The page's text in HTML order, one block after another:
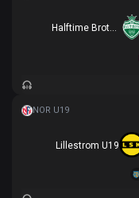
Halftime Brothers
Lillestrom U19